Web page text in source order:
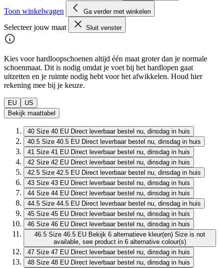
Toon winkelwagen Ga verder met winkelen
Selecteer jouw maat Sluit venster
Kies voor hardloopschoenen altijd één maat groter dan je normale
schoenmaat. Dit is nodig omdat je voet bij het hardlopen gaat
uitzetten en je ruimte nodig hebt voor het afwikkelen. Houd hier
rekening mee bij je keuze.
EU
US
Bekijk maattabel
40 Size 40 EU Direct leverbaar bestel nu, dinsdag in huis
40.5 Size 40.5 EU Direct leverbaar bestel nu, dinsdag in huis
41 Size 41 EU Direct leverbaar bestel nu, dinsdag in huis
42 Size 42 EU Direct leverbaar bestel nu, dinsdag in huis
42.5 Size 42.5 EU Direct leverbaar bestel nu, dinsdag in huis
43 Size 43 EU Direct leverbaar bestel nu, dinsdag in huis
44 Size 44 EU Direct leverbaar bestel nu, dinsdag in huis
44.5 Size 44.5 EU Direct leverbaar bestel nu, dinsdag in huis
45 Size 45 EU Direct leverbaar bestel nu, dinsdag in huis
46 Size 46 EU Direct leverbaar bestel nu, dinsdag in huis
46.5 Size 46.5 EU Bekijk 6 alternatieve kleur(en) Size is not
available, see product in 6 alternative colour(s)
47 Size 47 EU Direct leverbaar bestel nu, dinsdag in huis
48 Size 48 EU Direct leverbaar bestel nu, dinsdag in huis